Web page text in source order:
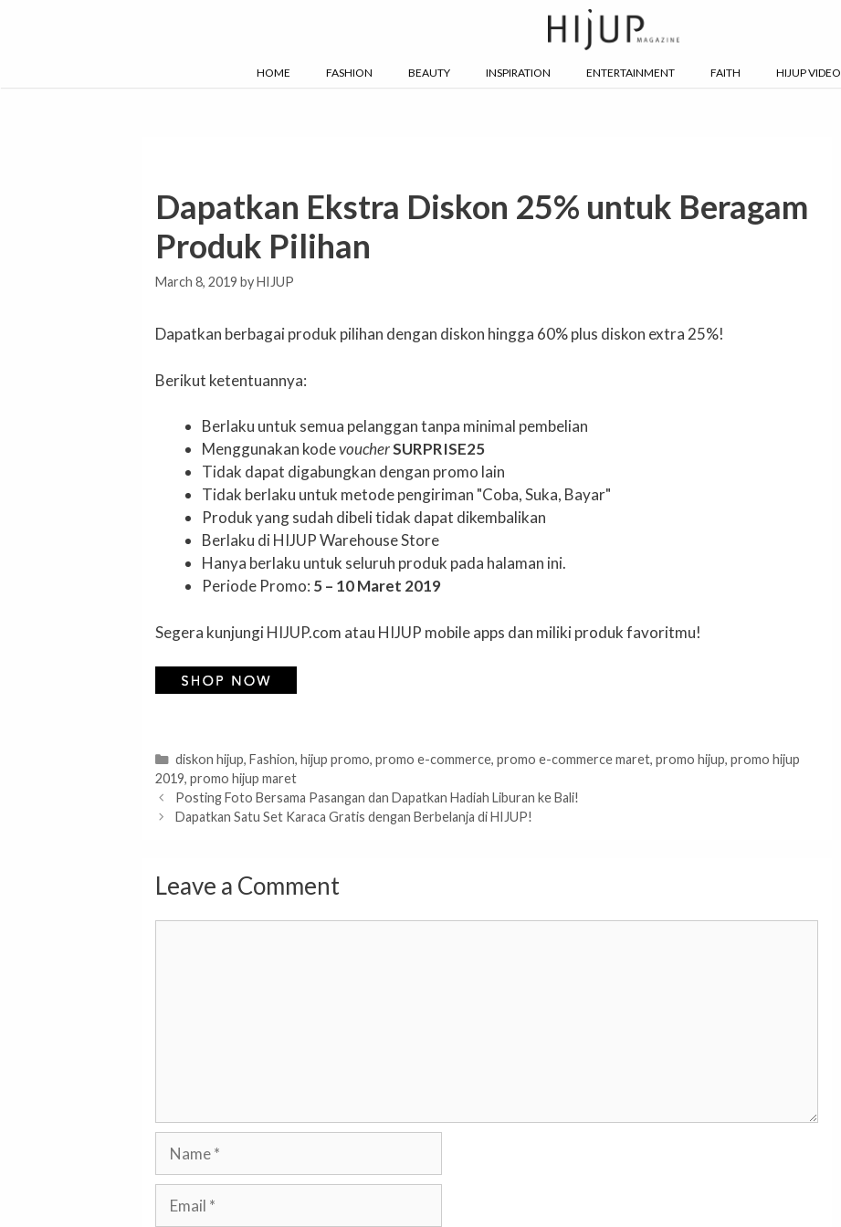
HOME FASHION BEAUTY INSPIRATION ENTERTAINMENT FAITH HIJUP VIDEO
Dapatkan Ekstra Diskon 25% untuk Beragam
Produk Pilihan
March 8, 2019 byHIJUP
Dapatkan berbagai produk pilihan dengan diskon hingga 60% plus diskon extra 25%!
Berikut ketentuannya:
Berlaku untuk semua pelanggan tanpa minimal pembelian
Menggunakan kodevoucherSURPRISE25
Tidak dapat digabungkan dengan promo lain
Tidak berlaku untuk metode pengiriman "Coba, Suka, Bayar"
Produk yang sudah dibeli tidak dapat dikembalikan
Berlaku di HIJUP Warehouse Store
Hanya berlaku untuk seluruh produk pada halaman ini.
Periode Promo: 5 – 10 Maret 2019
Segera kunjungi HIJUP.com atau HIJUP mobile apps dan miliki produk favoritmu!
Categories
diskon hijup, Fashion, hijup promo, promo e-commerce, promo e-commerce maret, promo hijup, promo hijup
2019, promo hijup maret
Posting Foto Bersama Pasangan dan Dapatkan Hadiah Liburan ke Bali!
Dapatkan Satu Set Karaca Gratis dengan Berbelanja di HIJUP!
Leave a Comment